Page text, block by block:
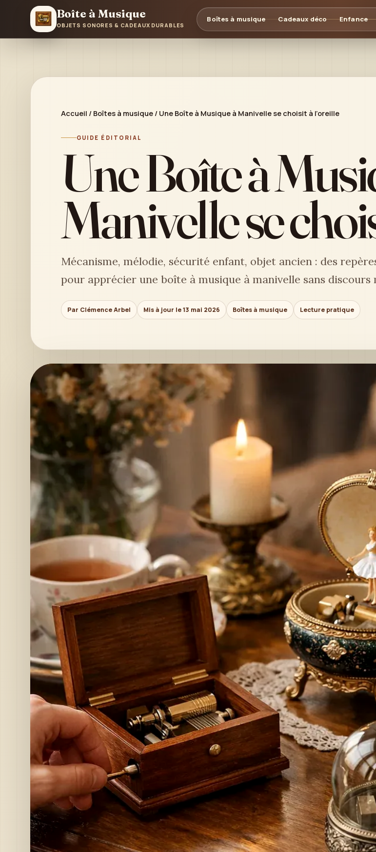
Boîte à Musique
OBJETS SONORES & CADEAUX DURABLES
Boîtes à musique Cadeaux déco Enfance
Accueil / Boîtes à musique / Une Boîte à Musique à Manivelle se choisit à l’oreille
GUIDE ÉDITORIAL
Une Boîte à
Manivelle se
Mécanisme, mélodie, sécurité enfant, objet ancien : des
pour apprécier une boîte à musique à manivelle sans discours
Par Clémence Arbel Mis à jour le 13 mai 2026 Boîtes à musique Lecture pratique